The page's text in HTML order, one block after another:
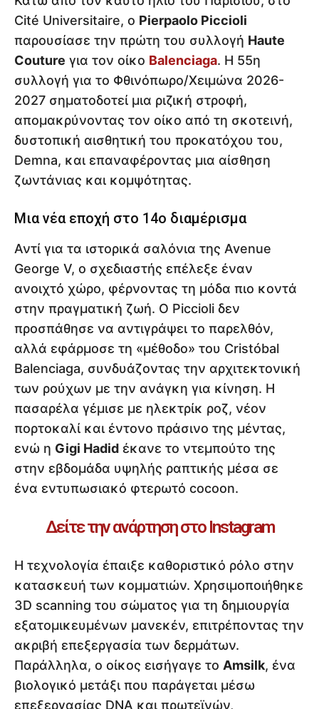
Cité Universitaire, ο Pierpaolo Piccioli
παρουσίασε την πρώτη του συλλογή Haute
Couture για τον οίκο Balenciaga. Η 55η
συλλογή για το Φθινόπωρο/Χειμώνα 2026-
2027 σηματοδοτεί μια ριζική στροφή,
απομακρύνοντας τον οίκο από τη σκοτεινή,
δυστοπική αισθητική του προκατόχου του,
Demna, και επαναφέροντας μια αίσθηση
ζωντάνιας και κομψότητας.
Μια νέα εποχή στο 14ο διαμέρισμα
Αντί για τα ιστορικά σαλόνια της Avenue
George V, ο σχεδιαστής επέλεξε έναν
ανοιχτό χώρο, φέρνοντας τη μόδα πιο κοντά
στην πραγματική ζωή. Ο Piccioli δεν
προσπάθησε να αντιγράψει το παρελθόν,
αλλά εφάρμοσε τη «μέθοδο» του Cristóbal
Balenciaga, συνδυάζοντας την αρχιτεκτονική
των ρούχων με την ανάγκη για κίνηση. Η
πασαρέλα γέμισε με ηλεκτρίκ ροζ, νέον
πορτοκαλί και έντονο πράσινο της μέντας,
ενώ η Gigi Hadid έκανε το ντεμπούτο της
στην εβδομάδα υψηλής ραπτικής μέσα σε
ένα εντυπωσιακό φτερωτό cocoon.
Δείτε την ανάρτηση στο Instagram
Η τεχνολογία έπαιξε καθοριστικό ρόλο στην
κατασκευή των κομματιών. Χρησιμοποιήθηκε
3D scanning του σώματος για τη δημιουργία
εξατομικευμένων μανεκέν, επιτρέποντας την
ακριβή επεξεργασία των δερμάτων.
Παράλληλα, ο οίκος εισήγαγε το Amsilk, ένα
βιολογικό μετάξι που παράγεται μέσω
επεξεργασίας DNA και πρωτεϊνών,